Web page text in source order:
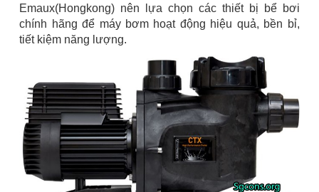
Emaux(Hongkong) nên lựa chọn các thiết bị bể bơi
chính hãng để máy bơm hoạt động hiệu quả, bền bỉ,
tiết kiệm năng lượng.